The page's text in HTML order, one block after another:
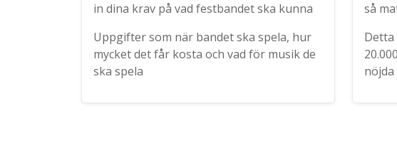
in dina krav på vad festbandet ska kunna
Uppgifter som när bandet ska spela, hur
mycket det får kosta och vad för musik de
ska spela
så